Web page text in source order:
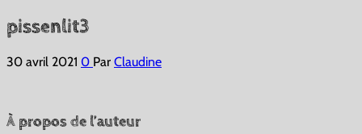
pissenlit3
30 avril 2021 0 Par Claudine
À propos de l’auteur